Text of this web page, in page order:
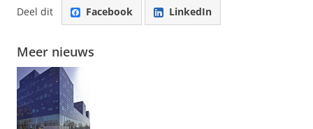
Deel dit Facebook LinkedIn
Meer nieuws